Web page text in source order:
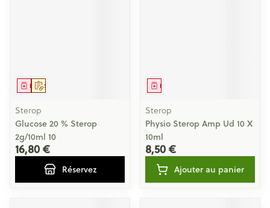
Sur prescription
Médicament
Sterop
Glucose 20 % Sterop
2g/10ml 10
16,80 €
Réservez
Médicament
Sterop
Physio Sterop Amp Ud 10 X
10ml
8,50 €
Ajouter au panier